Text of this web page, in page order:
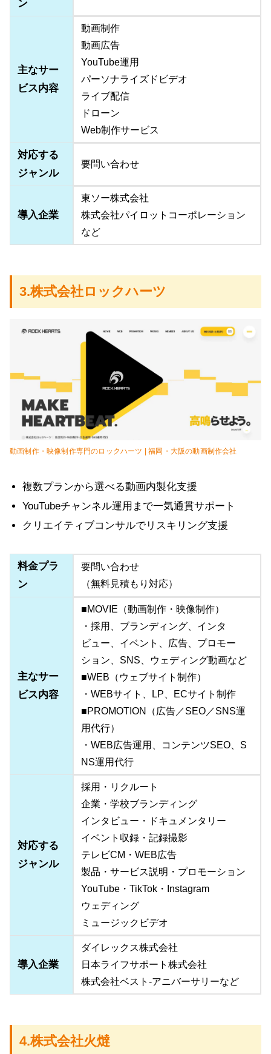
ン
主なサー
ビス内容
動画制作
動画広告
YouTube運用
パーソナライズドビデオ
ライブ配信
ドローン
Web制作サービス
対応する
ジャンル
要問い合わせ
導入企業
東ソー株式会社
株式会社パイロットコーポレーション
など
3.株式会社ロックハーツ
動画制作・映像制作専門のロックハーツ | 福岡・大阪の動画制作会社
複数プランから選べる動画内製化支援
YouTubeチャンネル運用まで一気通貫サポート
クリエイティブコンサルでリスキリング支援
料金プラ
ン
要問い合わせ
（無料見積もり対応）
主なサー
ビス内容
■MOVIE（動画制作・映像制作）
・採用、ブランディング、インタ
ビュー、イベント、広告、プロモー
ション、SNS、ウェディング動画など
■WEB（ウェブサイト制作）
・WEBサイト、LP、ECサイト制作
■PROMOTION（広告／SEO／SNS運
用代行）
・WEB広告運用、コンテンツSEO、S
NS運用代行
対応する
ジャンル
採用・リクルート
企業・学校ブランディング
インタビュー・ドキュメンタリー
イベント収録・記録撮影
テレビCM・WEB広告
製品・サービス説明・プロモーション
YouTube・TikTok・Instagram
ウェディング
ミュージックビデオ
導入企業
ダイレックス株式会社
日本ライフサポート株式会社
株式会社ベスト-アニバーサリーなど
4.株式会社火燵